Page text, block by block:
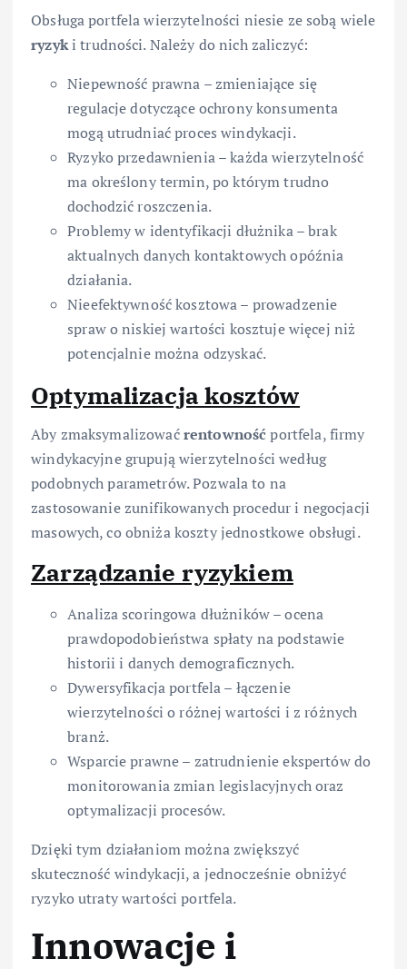
Obsługa portfela wierzytelności niesie ze sobą wiele
ryzyki trudności. Należy do nich zaliczyć:
Niepewność prawna – zmieniające się
regulacje dotyczące ochrony konsumenta
mogą utrudniać proces windykacji.
Ryzyko przedawnienia – każda wierzytelność
ma określony termin, po którym trudno
dochodzić roszczenia.
Problemy w identyfikacji dłużnika – brak
aktualnych danych kontaktowych opóźnia
działania.
Nieefektywność kosztowa – prowadzenie
spraw o niskiej wartości kosztuje więcej niż
potencjalnie można odzyskać.
Optymalizacja kosztów
Aby zmaksymalizowaćrentowność portfela, firmy
windykacyjne grupują wierzytelności według
podobnych parametrów. Pozwala to na
zastosowanie zunifikowanych procedur i negocjacji
masowych, co obniża koszty jednostkowe obsługi.
Zarządzanie ryzykiem
Analiza scoringowa dłużników – ocena
prawdopodobieństwa spłaty na podstawie
historii i danych demograficznych.
Dywersyfikacja portfela – łączenie
wierzytelności o różnej wartości i z różnych
branż.
Wsparcie prawne – zatrudnienie ekspertów do
monitorowania zmian legislacyjnych oraz
optymalizacji procesów.
Dzięki tym działaniom można zwiększyć
skuteczność windykacji, a jednocześnie obniżyć
ryzyko utraty wartości portfela.
Innowacje i